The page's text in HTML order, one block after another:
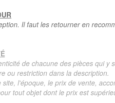
Il faut les retourner en
de chacune des pièces qui y
ou restriction dans la description.
l'époque, le prix de vente,
tout objet dont le prix est